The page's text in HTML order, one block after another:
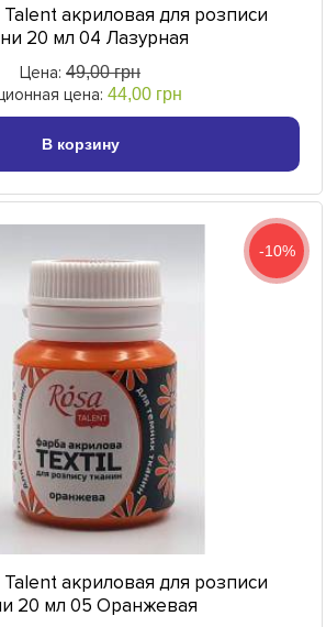
Talent акриловая для розписи
20 мл 04 Лазурная
Цена: 49,00 грн
цена: 44,00 грн
В корзину
-10%
Talent акриловая для розписи
20 мл 05 Оранжевая